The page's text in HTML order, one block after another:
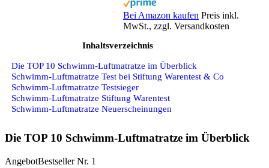
Bei Amazon kaufen Preis inkl.
MwSt., zzgl. Versandkosten
Inhaltsverzeichnis
Die TOP 10 Schwimm-Luftmatratze im Überblick
Schwimm-Luftmatratze Test bei Stiftung Warentest & Co
Schwimm-Luftmatratze Testsieger
Schwimm-Luftmatratze Stiftung Warentest
Schwimm-Luftmatratze Neuerscheinungen
Die TOP 10 Schwimm-Luftmatratze im Überblick
AngebotBestseller Nr. 1